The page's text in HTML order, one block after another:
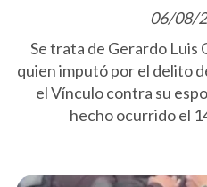
06/08/
Se trata de Gerardo Luis
quien imputó por el delito
el Vínculo contra su
hecho ocurrido el